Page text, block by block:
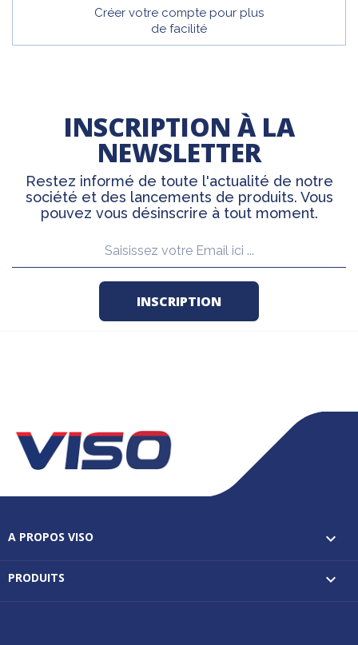
Créer votre compte pour plus
de facilité
INSCRIPTION À LA
NEWSLETTER
Restez informé de toute l'actualité de notre
société et des lancements de produits. Vous
pouvez vous désinscrire à tout moment.
A PROPOS VISO 
PRODUITS 